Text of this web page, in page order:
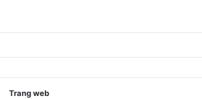
Trang web